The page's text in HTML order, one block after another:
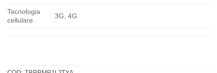
Tecnologia
cellulare
3G, 4G